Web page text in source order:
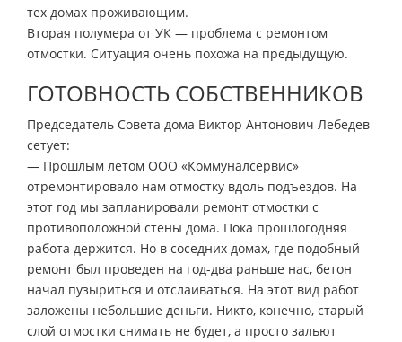
тех домах проживающим.
Вторая полумера от УК — проблема с ремонтом
отмостки. Ситуация очень похожа на предыдущую.
ГОТОВНОСТЬ СОБСТВЕННИКОВ
Председатель Совета дома Виктор Антонович Лебедев
сетует:
— Прошлым летом ООО «Коммуналсервис»
отремонтировало нам отмостку вдоль подъездов. На
этот год мы запланировали ремонт отмостки с
противоположной стены дома. Пока прошлогодняя
работа держится. Но в соседних домах, где подобный
ремонт был проведен на год-два раньше нас, бетон
начал пузыриться и отслаиваться. На этот вид работ
заложены небольшие деньги. Никто, конечно, старый
слой отмостки снимать не будет, а просто зальют